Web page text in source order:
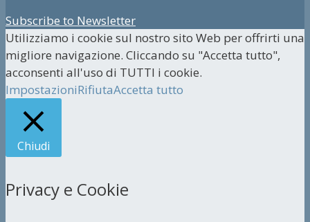
Subscribe to Newsletter
Utilizziamo i cookie sul nostro sito Web per offrirti una
migliore navigazione. Cliccando su "Accetta tutto",
acconsenti all'uso di TUTTI i cookie.
ImpostazioniRifiutaAccetta tutto
Chiudi
Privacy e Cookie